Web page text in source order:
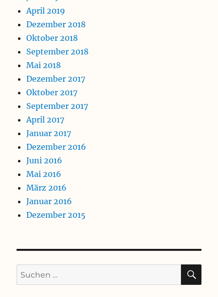
April 2019
Dezember 2018
Oktober 2018
September 2018
Mai 2018
Dezember 2017
Oktober 2017
September 2017
April 2017
Januar 2017
Dezember 2016
Juni 2016
Mai 2016
März 2016
Januar 2016
Dezember 2015
Suchen
nach: